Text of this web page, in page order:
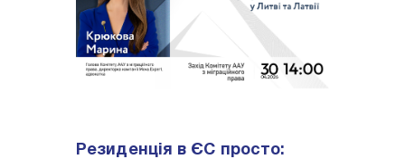
Резиденція в ЄС просто: